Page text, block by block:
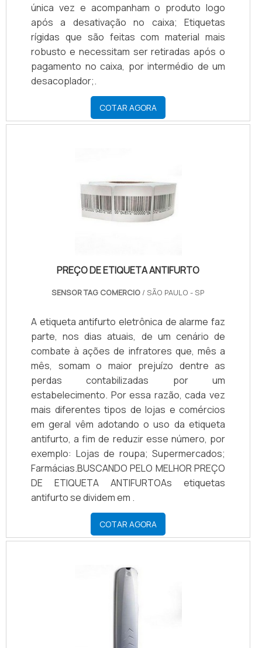
única vez e acompanham o produto logo
após a desativação no caixa; Etiquetas
rígidas que são feitas com material mais
robusto e necessitam ser retiradas após o
pagamento no caixa, por intermédio de um
desacoplador;.
COTAR AGORA
PREÇO DE ETIQUETA ANTIFURTO
SENSOR TAG COMERCIO / SÃO PAULO - SP
A etiqueta antifurto eletrônica de alarme faz
parte, nos dias atuais, de um cenário de
combate à ações de infratores que, mês a
mês, somam o maior prejuízo dentre as
perdas contabilizadas por um
estabelecimento. Por essa razão, cada vez
mais diferentes tipos de lojas e comércios
em geral vêm adotando o uso da etiqueta
antifurto, a fim de reduzir esse número, por
exemplo: Lojas de roupa; Supermercados;
Farmácias.BUSCANDO PELO MELHOR PREÇO
DE ETIQUETA ANTIFURTOAs etiquetas
antifurto se dividem em .
COTAR AGORA